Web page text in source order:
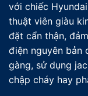
với chiếc
thuật viên giàu
đặt cẩn thận,
điện nguyên bản
gàng, sử dụng
chập cháy hay